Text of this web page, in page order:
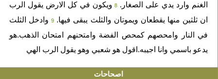
الغنم وارد يدي على الصغار. 8ويكون في كل الارض يقول الرب
ان ثلثين منها يقطعان ويموتان والثلث يبقى فيها. 9وادخل الثلث
في النار وامحصهم كمحص الفضة وامتحنهم امتحان الذهب.هو
يدعو باسمي وانا اجيبه.اقول هو شعبي وهو يقول الرب الهي
اصحاحات